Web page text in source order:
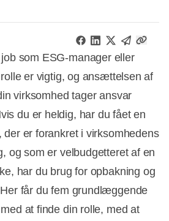
som ESG-manager eller
er vigtig, og ansættelsen af
virksomhed tager ansvar
du er heldig, har du fået en
der er forankret i virksomhedens
og som er velbudgetteret af en
har du brug for opbakning og
får du fem grundlæggende
at finde din rolle, med at